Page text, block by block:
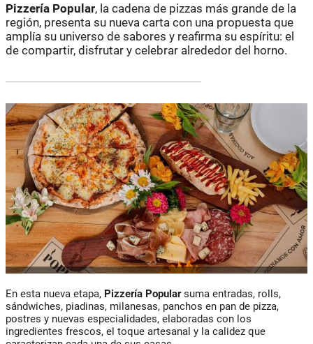
Pizzería Popular, la cadena de pizzas más grande de la
región, presenta su nueva carta con una propuesta que
amplía su universo de sabores y reafirma su espíritu: el
de compartir, disfrutar y celebrar alrededor del horno.
En esta nueva etapa, Pizzería Popularsuma entradas, rolls,
sándwiches, piadinas, milanesas, panchos en pan de pizza,
postres y nuevas especialidades, elaboradas con los
ingredientes frescos, el toque artesanal y la calidez que